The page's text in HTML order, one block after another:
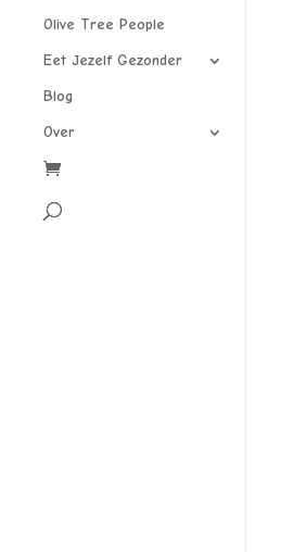
Olive Tree People
Eet Jezelf Gezonder
Blog
Over